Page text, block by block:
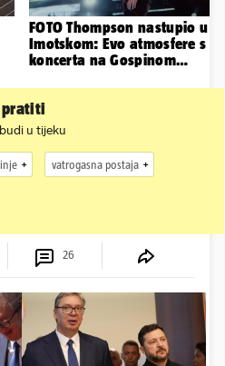
FOTO Thompson nastupio u
Imotskom: Evo atmosfere s
koncerta na Gospinom
pratiti
u tijeku
vatrogasna postaja
26